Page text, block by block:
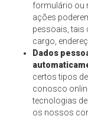
formulário ou
ações
pessoais, tais
cargo,
Dados
certos tipos
conosco
tecnologias
os nossos